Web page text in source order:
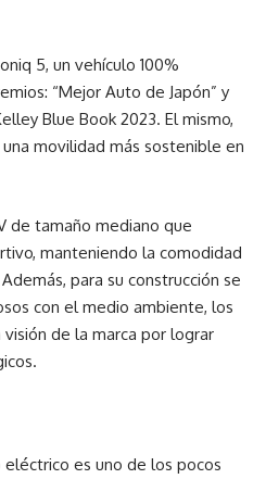
5, un vehículo 100%
“Mejor Auto de Japón” y
Blue Book 2023. El mismo,
movilidad más sostenible en
de tamaño mediano que
manteniendo la comodidad
para su construcción se
con el medio ambiente, los
de la marca por lograr
es uno de los pocos